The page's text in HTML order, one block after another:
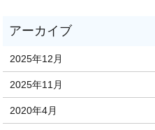
2025年12月
2025年11月
2020年4月